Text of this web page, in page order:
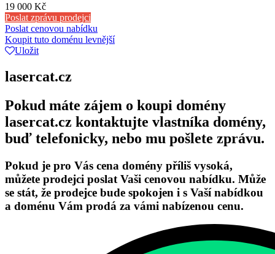
19 000 Kč
Poslat zprávu prodejci
Poslat cenovou nabídku
Koupit tuto doménu levnější
Uložit
lasercat.cz
Pokud máte zájem o koupi domény
lasercat.cz kontaktujte vlastníka domény,
buď telefonicky, nebo mu pošlete zprávu.
Pokud je pro Vás cena domény příliš vysoká,
můžete prodejci poslat Vaši cenovou nabídku. Může
se stát, že prodejce bude spokojen i s Vaší nabídkou
a doménu Vám prodá za vámi nabízenou cenu.